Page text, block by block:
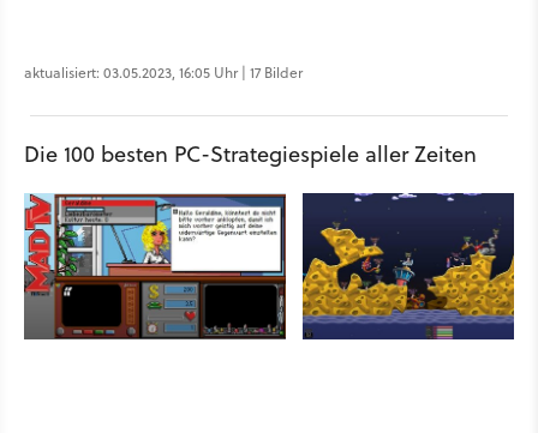
aktualisiert: 03.05.2023, 16:05 Uhr | 17 Bilder
Die 100 besten PC-Strategiespiele aller Zeiten